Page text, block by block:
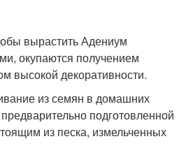
вырастить Адениум
окупаются получением
высокой декоративности.
из семян в домашних
подготовленной
из песка, измельченных